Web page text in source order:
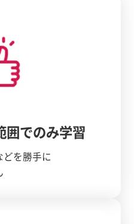
囲でのみ学習
を勝手に